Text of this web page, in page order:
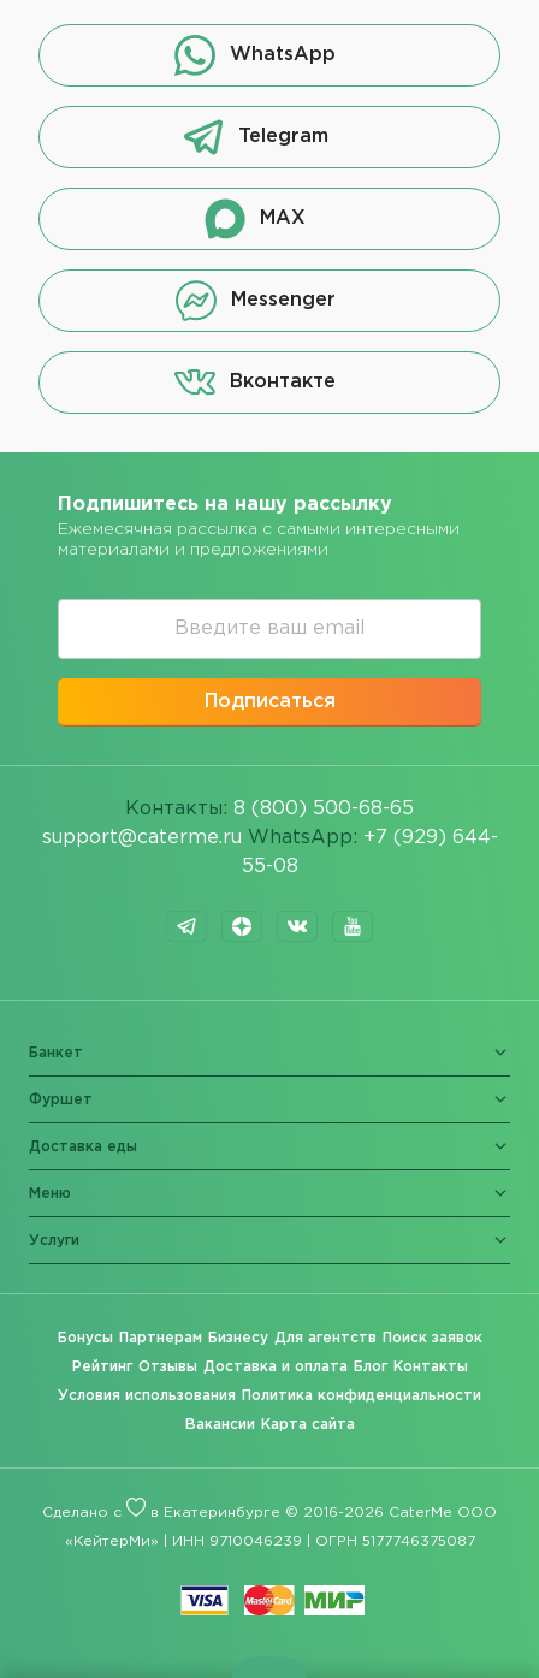
WhatsApp
Telegram
MAX
Messenger
Вконтакте
Подпишитесь на нашу рассылку
Ежемесячная рассылка с самыми интересными
материалами и предложениями
Подписаться
Контакты: 8 (800) 500-68-65
support@caterme.ru WhatsApp: +7 (929) 644-
55-08
Банкет
Фуршет
Доставка еды
Меню
Услуги
Бонусы Партнерам Бизнесу Для агентств Поиск заявок
Рейтинг Отзывы Доставка и оплата Блог Контакты
Условия использования Политика конфиденциальности
Вакансии Карта сайта
Сделано с в Екатеринбурге © 2016-2026 CaterMe ООО
«КейтерМи» | ИНН 9710046239 | ОГРН 5177746375087